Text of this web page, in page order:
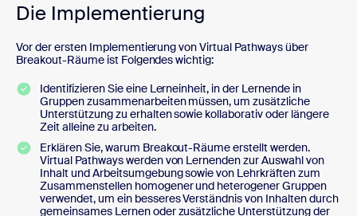
Die Implementierung
Vor der ersten Implementierung von Virtual Pathways über
Breakout-Räume ist Folgendes wichtig:
Identifizieren Sie eine Lerneinheit, in der Lernende in
Gruppen zusammenarbeiten müssen, um zusätzliche
Unterstützung zu erhalten sowie kollaborativ oder längere
Zeit alleine zu arbeiten.
Erklären Sie, warum Breakout-Räume erstellt werden.
Virtual Pathways werden von Lernenden zur Auswahl von
Inhalt und Arbeitsumgebung sowie von Lehrkräften zum
Zusammenstellen homogener und heterogener Gruppen
verwendet, um ein besseres Verständnis von Inhalten durch
gemeinsames Lernen oder zusätzliche Unterstützung der